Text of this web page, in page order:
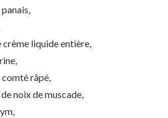
crème liquide entière,
comté râpé,
noix de muscade,